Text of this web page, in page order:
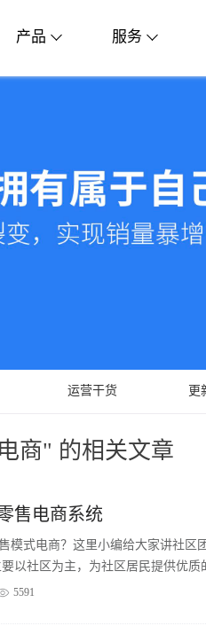
产品 服务
运营干货 更
商" 的相关文章
售电商系统
模式电商？这里小编给大家讲社区
以社区为主，为社区居民提供优质
5591